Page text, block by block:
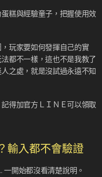
糕與經驗童子，把握使用效
玩家要如何發揮自己的實
都不一樣，這也不是我教了
之處，就是沒試過永遠不知
得加官方ＬＩＮＥ可以領取
輸入都不會驗證
一開始都沒看清楚說明。